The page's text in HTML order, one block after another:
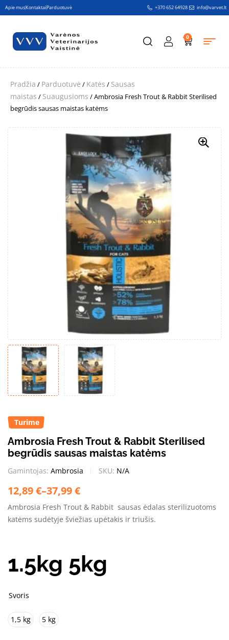
Apie musKontaktaiParduotuvė +370 652 64928 info@varvet.lt
0
Pradžia / Parduotuvė / Katės / Sausas
maistas / Suaugusioms / Ambrosia Fresh Trout & Rabbit Sterilised
begrūdis sausas maistas katėms
Turime
Ambrosia Fresh Trout & Rabbit Sterilised
begrūdis sausas maistas katėms
Gamintojas: Ambrosia SKU: N/A
12,89€–37,99€
Ambrosia Fresh Trout & Rabbit sausas ėdalas sterilizuotoms
katėms sudėtyje šviežias upėtakis ir triušis.
1.5kg 5kg
Svoris
1,5 kg 5 kg